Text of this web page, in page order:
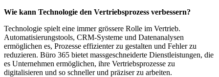
Wie kann Technologie den Vertriebsprozess verbessern?
Technologie spielt eine immer grössere Rolle im Vertrieb.
Automatisierungstools, CRM-Systeme und Datenanalysen
ermöglichen es, Prozesse effizienter zu gestalten und Fehler zu
reduzieren. Büro 365 bietet massgeschneiderte Dienstleistungen, die
es Unternehmen ermöglichen, ihre Vertriebsprozesse zu
digitalisieren und so schneller und präziser zu arbeiten.